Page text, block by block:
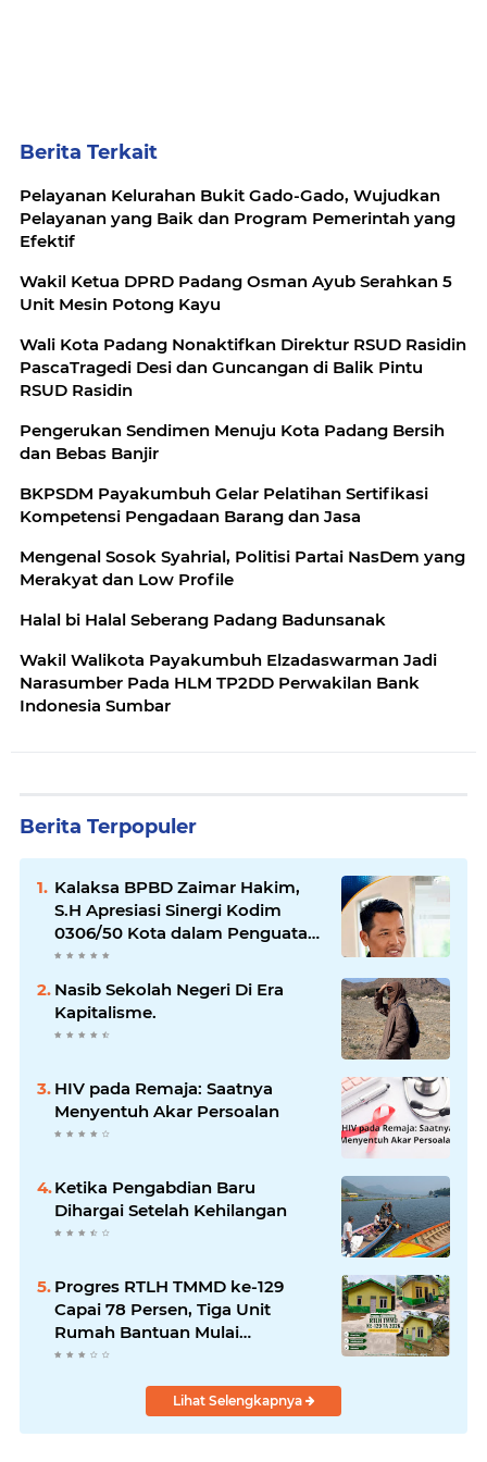
Berita Terkait
Pelayanan Kelurahan Bukit Gado-Gado, Wujudkan
Pelayanan yang Baik dan Program Pemerintah yang
Efektif
Wakil Ketua DPRD Padang Osman Ayub Serahkan 5
Unit Mesin Potong Kayu
Wali Kota Padang Nonaktifkan Direktur RSUD Rasidin
PascaTragedi Desi dan Guncangan di Balik Pintu
RSUD Rasidin
Pengerukan Sendimen Menuju Kota Padang Bersih
dan Bebas Banjir
BKPSDM Payakumbuh Gelar Pelatihan Sertifikasi
Kompetensi Pengadaan Barang dan Jasa
Mengenal Sosok Syahrial, Politisi Partai NasDem yang
Merakyat dan Low Profile
Halal bi Halal Seberang Padang Badunsanak
Wakil Walikota Payakumbuh Elzadaswarman Jadi
Narasumber Pada HLM TP2DD Perwakilan Bank
Indonesia Sumbar
Berita Terpopuler
Kalaksa BPBD Zaimar Hakim,
S.H Apresiasi Sinergi Kodim
0306/50 Kota dalam Penguatan
Mitigasi dan Penanganan
Bencana
Nasib Sekolah Negeri Di Era
Kapitalisme.
HIV pada Remaja: Saatnya
Menyentuh Akar Persoalan
Ketika Pengabdian Baru
Dihargai Setelah Kehilangan
Progres RTLH TMMD ke-129
Capai 78 Persen, Tiga Unit
Rumah Bantuan Mulai
Rampung
Lihat Selengkapnya